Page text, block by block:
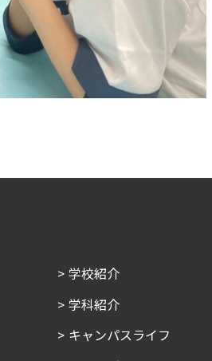
学校紹介
学科紹介
キャンパスライフ